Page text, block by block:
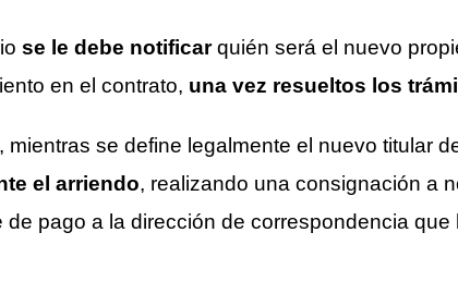
se le debe notificarquién será el nuevo
en el contrato, una vez resueltos los
mientras se define legalmente el nuevo titular
el arriendo, realizando una consignación a
de pago a la dirección de correspondencia